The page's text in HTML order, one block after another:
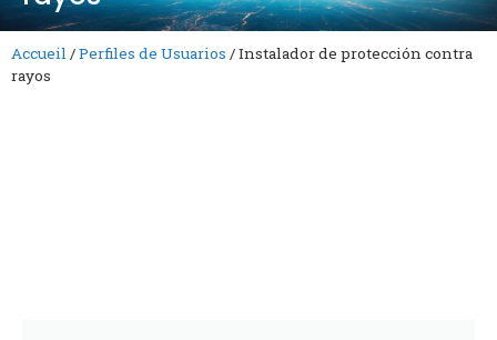
Accueil /Perfiles de Usuarios /Instalador de protección contra
rayos